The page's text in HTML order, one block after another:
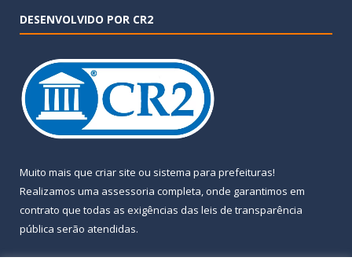
DESENVOLVIDO POR CR2
Muito mais que criar site ou sistema para prefeituras!
Realizamos uma assessoria completa, onde garantimos em
contrato que todas as exigências das leis de transparência
pública serão atendidas.